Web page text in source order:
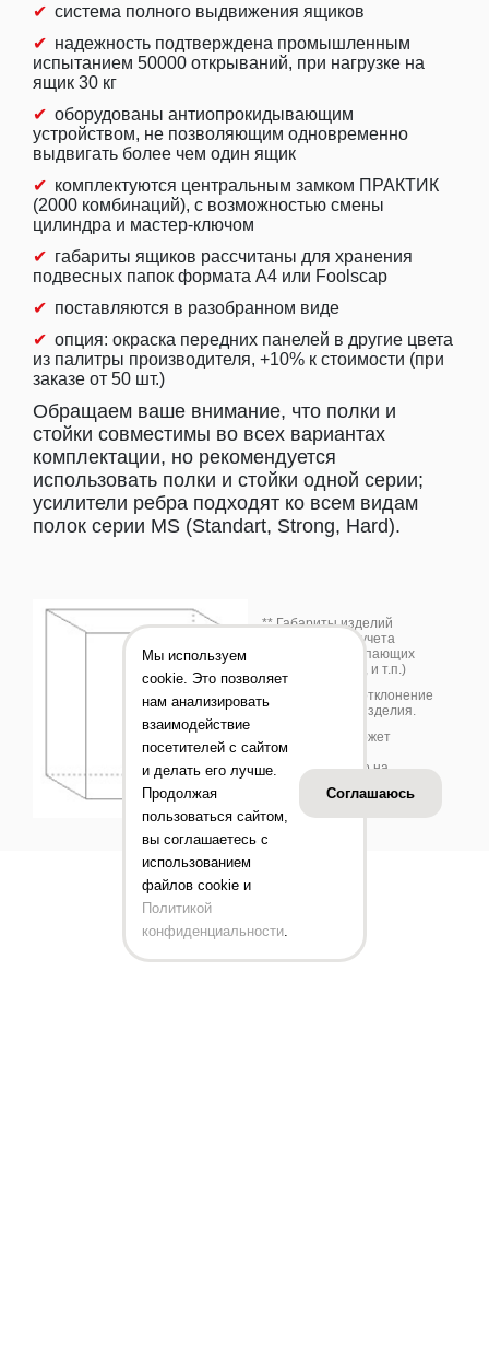
система полного выдвижения ящиков
надежность подтверждена промышленным
испытанием 50000 открываний, при нагрузке на
ящик 30 кг
оборудованы антиопрокидывающим
устройством, не позволяющим одновременно
выдвигать более чем один ящик
комплектуются центральным замком ПРАКТИК
(2000 комбинаций), с возможностью смены
цилиндра и мастер-ключом
габариты ящиков рассчитаны для хранения
подвесных папок формата А4 или Foolscap
поставляются в разобранном виде
опция: окраска передних панелей в другие цвета
из палитры производителя, +10% к стоимости (при
заказе от 50 шт.)
Обращаем ваше внимание, что полки и
стойки совместимы во всех вариантах
комплектации, но рекомендуется
использовать полки и стойки одной серии;
усилители ребра подходят ко всем видам
полок серии MS (Standart, Strong, Hard).
** Габариты изделий
приведены без учета
габаритов выступающих
деталей (замков, и т.п.)
*** Допустимое отклонение
+/-10 % от веса изделия.
Цвет изделия может
отличаться от
представленного на
фотографии.
Мы используем
cookie. Это позволяет
нам анализировать
взаимодействие
посетителей с сайтом
и делать его лучше.
Продолжая
пользоваться сайтом,
вы соглашаетесь с
использованием
файлов cookie и
Политикой
конфиденциальности.
Соглашаюсь